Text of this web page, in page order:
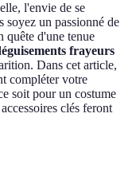
l'envie de se
soyez un passionné de
quête d'une tenue
frayeurs
Dans cet article,
compléter votre
soit pour un costume
clés feront